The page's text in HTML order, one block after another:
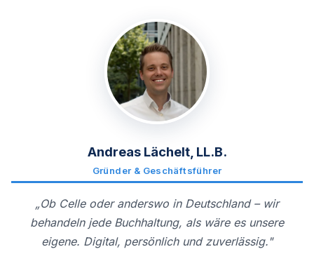
Andreas Lächelt, LL.B.
Gründer & Geschäftsführer
„Ob Celle oder anderswo in Deutschland – wir
behandeln jede Buchhaltung, als wäre es unsere
eigene. Digital, persönlich und zuverlässig."